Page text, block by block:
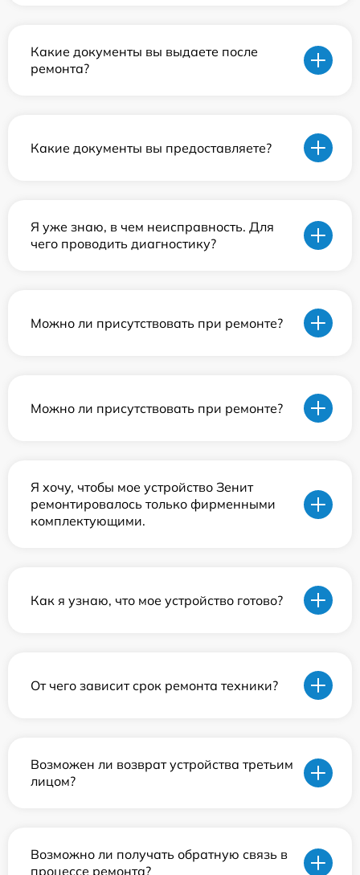
Какие документы вы выдаете после
ремонта?
Какие документы вы предоставляете?
Я уже знаю, в чем неисправность. Для
чего проводить диагностику?
Можно ли присутствовать при ремонте?
Можно ли присутствовать при ремонте?
Я хочу, чтобы мое устройство Зенит
ремонтировалось только фирменными
комплектующими.
Как я узнаю, что мое устройство готово?
От чего зависит срок ремонта техники?
Возможен ли возврат устройства третьим
лицом?
Возможно ли получать обратную связь в
процессе ремонта?